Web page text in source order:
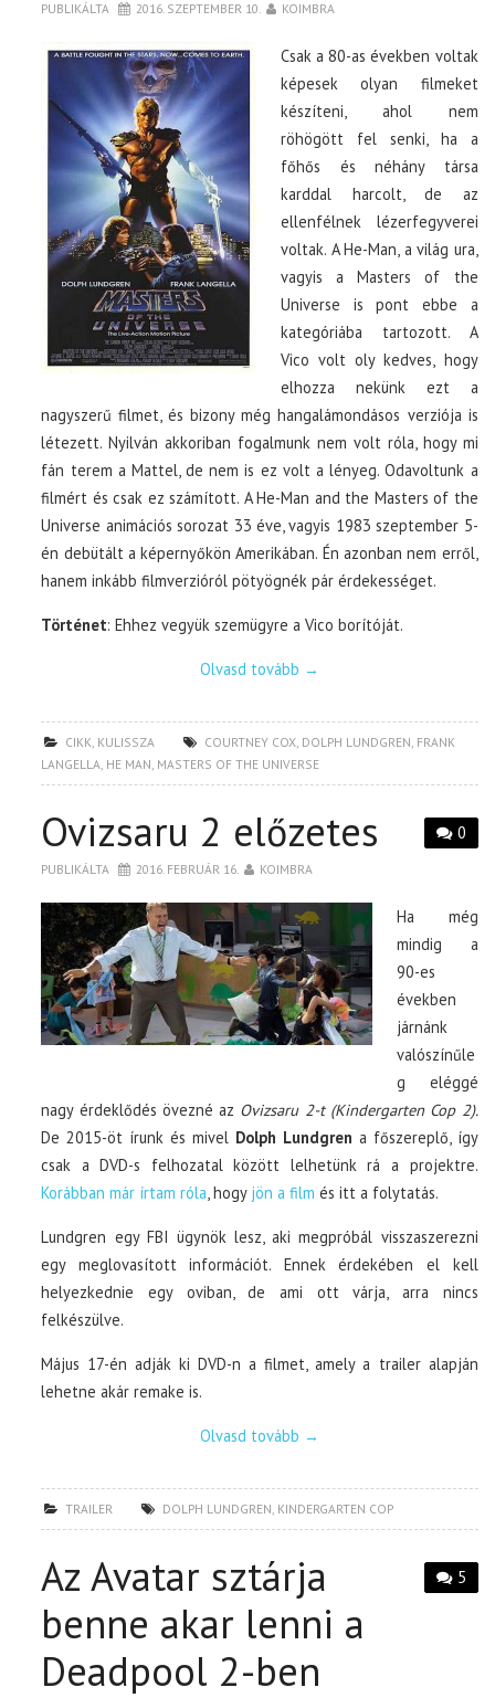
PUBLIKÁLTA 2016. SZEPTEMBER 10. KOIMBRA
Csak a 80-as években voltak
képesek olyan filmeket
készíteni, ahol nem
röhögött fel senki, ha a
főhős és néhány társa
karddal harcolt, de az
ellenfélnek lézerfegyverei
voltak. A He-Man, a világ ura,
vagyis a Masters of the
Universe is pont ebbe a
kategóriába tartozott. A
Vico volt oly kedves, hogy
elhozza nekünk ezt a
nagyszerű filmet, és bizony még hangalámondásos verziója is
létezett. Nyilván akkoriban fogalmunk nem volt róla, hogy mi
fán terem a Mattel, de nem is ez volt a lényeg. Odavoltunk a
filmért és csak ez számított. A He-Man and the Masters of the
Universe animációs sorozat 33 éve, vagyis 1983 szeptember 5-
én debütált a képernyőkön Amerikában. Én azonban nem erről,
hanem inkább filmverzióról pötyögnék pár érdekességet.
Történet: Ehhez vegyük szemügyre a Vico borítóját.
Olvasd tovább →
CIKK, KULISSZA COURTNEY COX, DOLPH LUNDGREN, FRANK
LANGELLA, HE MAN, MASTERS OF THE UNIVERSE
0
Ovizsaru 2 előzetes
PUBLIKÁLTA 2016. FEBRUÁR 16. KOIMBRA
Ha még
mindig a
90-es
években
járnánk
valószínűle
g eléggé
nagy érdeklődés övezné az Ovizsaru 2-t (Kindergarten Cop 2).
De 2015-öt írunk és mivel Dolph Lundgren a főszereplő, így
csak a DVD-s felhozatal között lelhetünk rá a projektre.
Korábban már írtam róla, hogy jön a film és itt a folytatás.
Lundgren egy FBI ügynök lesz, aki megpróbál visszaszerezni
egy meglovasított információt. Ennek érdekében el kell
helyezkednie egy oviban, de ami ott várja, arra nincs
felkészülve.
Május 17-én adják ki DVD-n a filmet, amely a trailer alapján
lehetne akár remake is.
Olvasd tovább →
TRAILER DOLPH LUNDGREN, KINDERGARTEN COP
5
Az Avatar sztárja
benne akar lenni a
Deadpool 2-ben